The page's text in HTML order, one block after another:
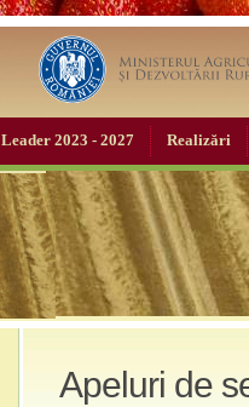
Leader 2023 - 2027 Realizări
Apeluri de